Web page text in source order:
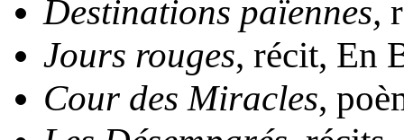
Destinations païennes,
Jours rouges, récit, En
Cour des Miracles,